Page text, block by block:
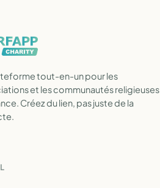
tout-en-un pour les
et les communautés religieuses
Créez du lien, pas juste de la